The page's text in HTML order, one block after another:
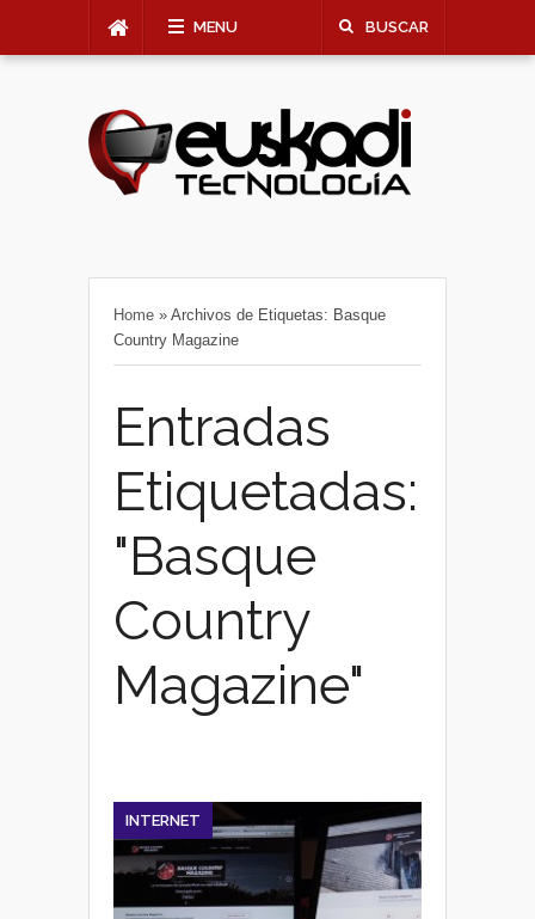
MENU BUSCAR
Home » Archivos de Etiquetas: Basque
Country Magazine
Entradas
Etiquetadas:
"Basque
Country
Magazine"
INTERNET